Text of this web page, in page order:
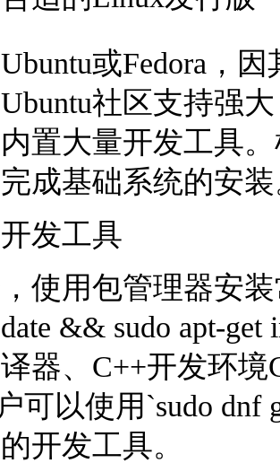
或Fedora，
社区支持强
置大量开发工具
成基础系统的安
发工具
使用包管理器安
&& sudo apt-
器、C++开发环境
可以使用`sudo dnf
开发工具。